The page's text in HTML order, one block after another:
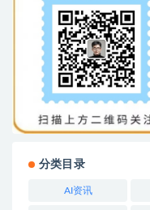
分类目录
AI资讯